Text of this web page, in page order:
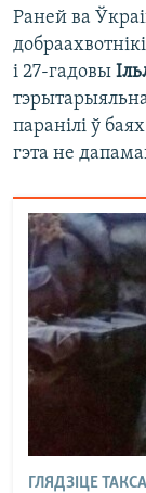
Раней ва
і 27-гадовы
паранілі ў
гэта не
ГЛЯДЗІЦЕ